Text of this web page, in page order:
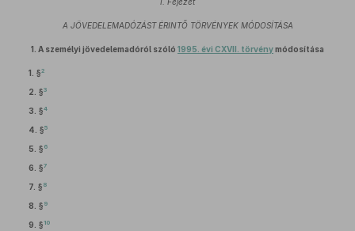
A JÖVEDELEMADÓZÁST ÉRINTŐ TÖRVÉNYEK MÓDOSÍTÁSA
1. A személyi jövedelemadóról szóló 1995. évi CXVII. törvénymódosítása
1. §2
2. §3
3. §4
4. §5
5. § 6
6. §7
7. § 8
8. § 9
9. § 10